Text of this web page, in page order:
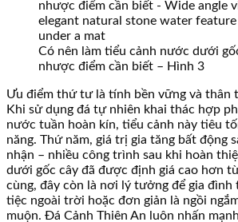
Có nên làm tiểu cảnh nước dưới
nhược điểm cần biết – Hình 3
Ưu điểm thứ tư là tính bền vững và thân
Khi sử dụng đá tự nhiên khai thác hợp
nước tuần hoàn kín, tiểu cảnh này tiêu
năng. Thứ năm, giá trị gia tăng bất động
nhận – nhiều công trình sau khi hoàn
dưới gốc cây đã được định giá cao hơn
cùng, đây còn là nơi lý tưởng để gia đình
tiệc ngoài trời hoặc đơn giản là ngồi
muộn. Đá Cảnh Thiên An luôn nhấn